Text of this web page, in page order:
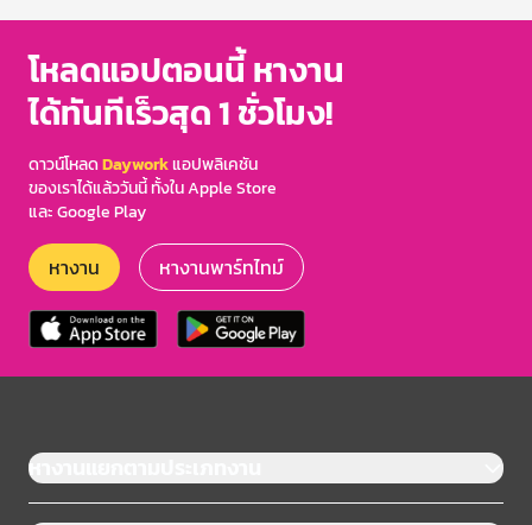
โหลดแอปตอนนี้ หางาน
ได้ทันทีเร็วสุด 1 ชั่วโมง!
ดาวน์โหลดDayworkแอปพลิเคชัน
ของเราได้แล้ววันนี้ ทั้งใน Apple Store
และ Google Play
หางาน หางานพาร์ทไทม์
หางานแยกตามประเภทงาน